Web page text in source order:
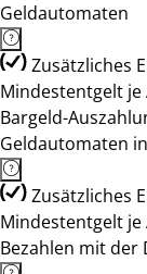
Geldautomaten
Zusätzliches
Mindestentgelt je
Bargeld-
Geldautomaten
Zusätzliches
Mindestentgelt je
Bezahlen mit der